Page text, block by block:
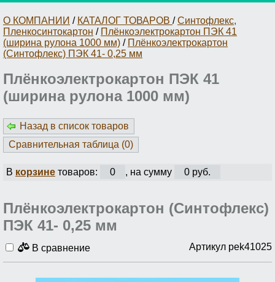
О КОМПАНИИ / КАТАЛОГ ТОВАРОВ /Синтофлекс,
Пленкосинтокартон / Плёнкоэлектрокартон ПЭК 41
(ширина рулона 1000 мм) / Плёнкоэлектрокартон
(Синтофлекс) ПЭК 41- 0,25 мм
Плёнкоэлектрокартон ПЭК 41
(ширина рулона 1000 мм)
Назад в список товаров
Сравнительная таблица (0)
В корзинетоваров: 0 , на сумму 0 руб.
Плёнкоэлектрокартон (Синтофлекс)
ПЭК 41- 0,25 мм
В сравнение Артикул pek41025